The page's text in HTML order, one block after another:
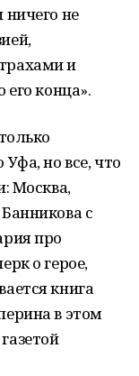
не
и
конца».
но все, что
Москва,
с
про
о герое,
книга
в этом